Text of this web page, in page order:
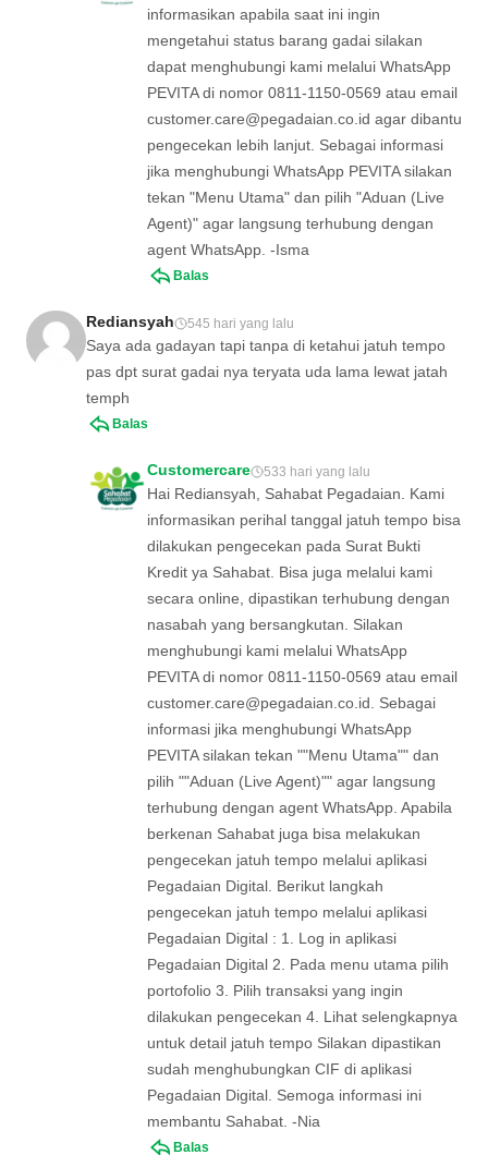
informasikan apabila saat ini ingin
mengetahui status barang gadai silakan
dapat menghubungi kami melalui WhatsApp
PEVITA di nomor 0811-1150-0569 atau email
customer.care@pegadaian.co.id agar dibantu
pengecekan lebih lanjut. Sebagai informasi
jika menghubungi WhatsApp PEVITA silakan
tekan "Menu Utama" dan pilih "Aduan (Live
Agent)" agar langsung terhubung dengan
agent WhatsApp. -Isma
Balas
Rediansyah 545 hari yang lalu
Saya ada gadayan tapi tanpa di ketahui jatuh tempo
pas dpt surat gadai nya teryata uda lama lewat jatah
temph
Balas
Customercare 533 hari yang lalu
Hai Rediansyah, Sahabat Pegadaian. Kami
informasikan perihal tanggal jatuh tempo bisa
dilakukan pengecekan pada Surat Bukti
Kredit ya Sahabat. Bisa juga melalui kami
secara online, dipastikan terhubung dengan
nasabah yang bersangkutan. Silakan
menghubungi kami melalui WhatsApp
PEVITA di nomor 0811-1150-0569 atau email
customer.care@pegadaian.co.id . Sebagai
informasi jika menghubungi WhatsApp
PEVITA silakan tekan ""Menu Utama"" dan
pilih ""Aduan (Live Agent)"" agar langsung
terhubung dengan agent WhatsApp. Apabila
berkenan Sahabat juga bisa melakukan
pengecekan jatuh tempo melalui aplikasi
Pegadaian Digital. Berikut langkah
pengecekan jatuh tempo melalui aplikasi
Pegadaian Digital : 1. Log in aplikasi
Pegadaian Digital 2. Pada menu utama pilih
portofolio 3. Pilih transaksi yang ingin
dilakukan pengecekan 4. Lihat selengkapnya
untuk detail jatuh tempo Silakan dipastikan
sudah menghubungkan CIF di aplikasi
Pegadaian Digital. Semoga informasi ini
membantu Sahabat. -Nia
Balas